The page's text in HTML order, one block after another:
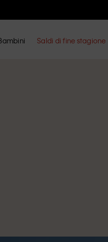
Saldi di fine stagione